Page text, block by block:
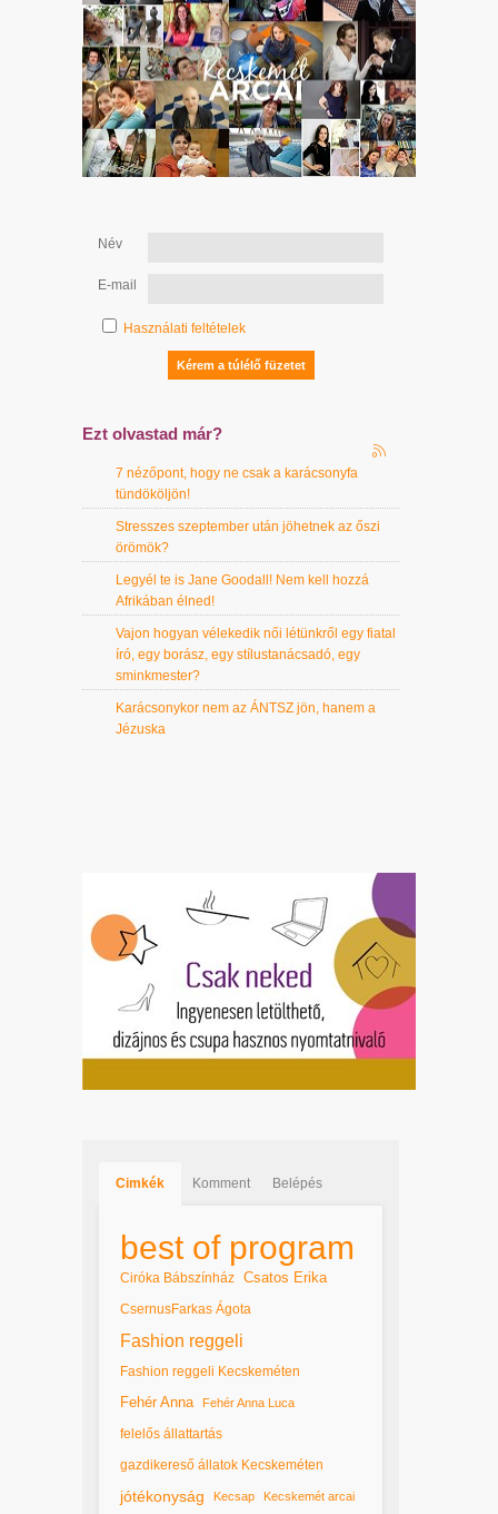
Név
E-mail
Használati feltételek
Ezt olvastad már?
7 nézőpont, hogy ne csak a karácsonyfa
tündököljön!
Stresszes szeptember után jöhetnek az őszi
örömök?
Legyél te is Jane Goodall! Nem kell hozzá
Afrikában élned!
Vajon hogyan vélekedik női létünkről egy fiatal
író, egy borász, egy stílustanácsadó, egy
sminkmester?
Karácsonykor nem az ÁNTSZ jön, hanem a
Jézuska
Cimkék Komment Belépés
best of program
Ciróka Bábszínház Csatos Erika
CsernusFarkas Ágota
Fashion reggeli
Fashion reggeli Kecskeméten
Fehér Anna Fehér Anna Luca
felelős állattartás
gazdikereső állatok Kecskeméten
jótékonyság Kecsap Kecskemét arcai